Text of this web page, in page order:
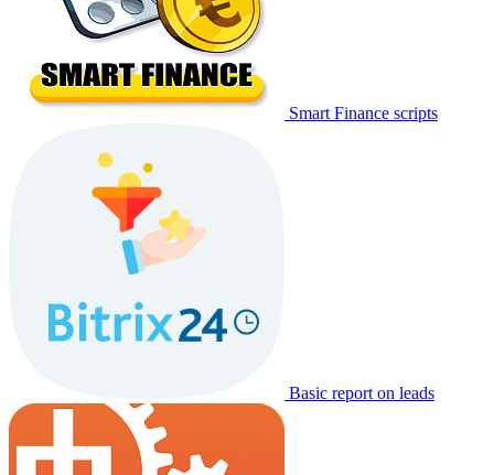
Smart Finance scripts
Basic report on leads